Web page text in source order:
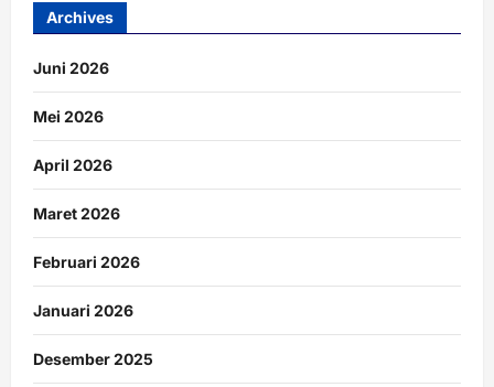
Archives
Juni 2026
Mei 2026
April 2026
Maret 2026
Februari 2026
Januari 2026
Desember 2025